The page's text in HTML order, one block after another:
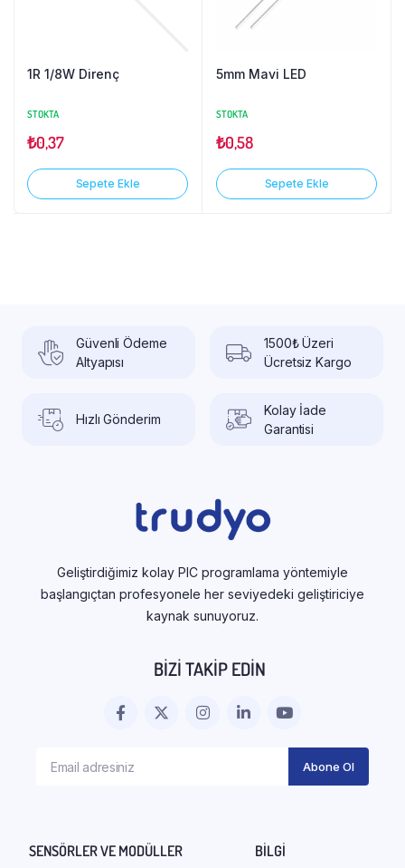
1R 1/8W Direnç
STOKTA
₺0,37
Sepete Ekle
5mm Mavi LED
STOKTA
₺0,58
Sepete Ekle
Güvenli Ödeme
Altyapısı
1500₺ Üzeri
Ücretsiz Kargo
Hızlı Gönderim
Kolay İade
Garantisi
Geliştirdiğimiz kolay PIC programlama yöntemiyle
başlangıçtan profesyonele her seviyedeki geliştiriciye
kaynak sunuyoruz.
BIZI TAKIP EDIN
SENSÖRLER VE MODÜLLER BILGI